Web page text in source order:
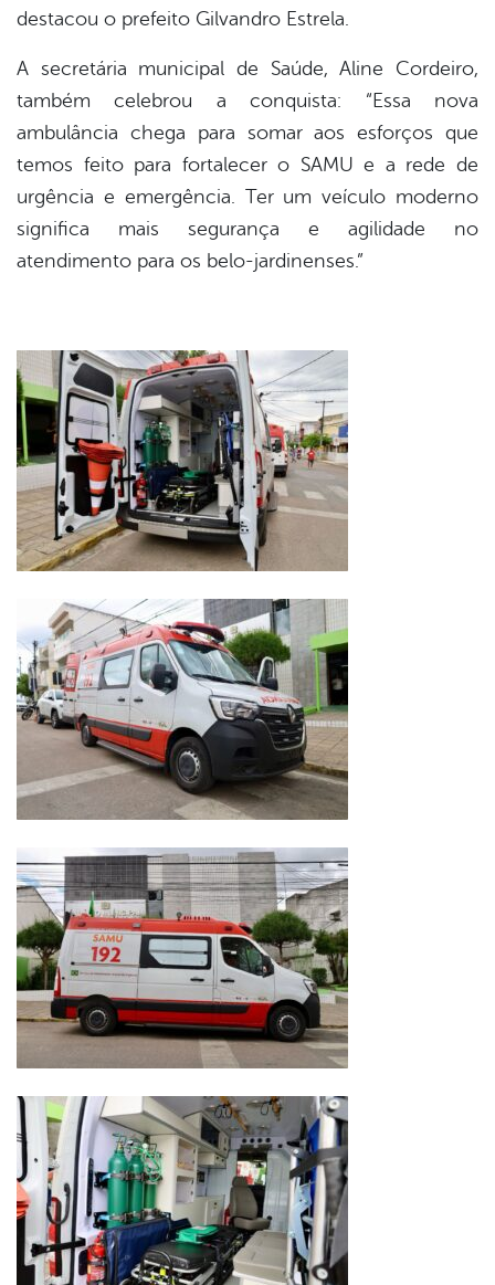
destacou o prefeito Gilvandro Estrela.
A secretária municipal de Saúde, Aline Cordeiro,
também celebrou a conquista: “Essa nova
ambulância chega para somar aos esforços que
temos feito para fortalecer o SAMU e a rede de
urgência e emergência. Ter um veículo moderno
significa mais segurança e agilidade no
atendimento para os belo-jardinenses.”